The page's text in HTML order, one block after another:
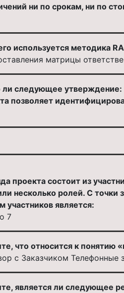
ни по срокам, ни по
используется методика
матрицы
ли следующее
позволяет
проекта состоит из
несколько ролей. С
участников является:
7
что относится к понятию
с Заказчиком
является ли следующее